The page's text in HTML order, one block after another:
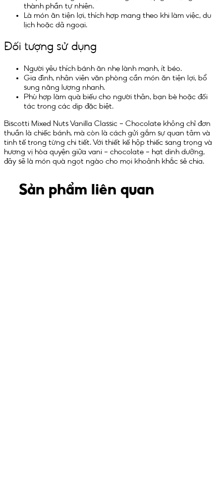
thành phần tự nhiên.
Là món ăn tiện lợi, thích hợp mang theo khi làm việc, du
lịch hoặc dã ngoại.
Đối tượng sử dụng
Người yêu thích bánh ăn nhẹ lành mạnh, ít béo.
Gia đình, nhân viên văn phòng cần món ăn tiện lợi, bổ
sung năng lượng nhanh.
Phù hợp làm quà biếu cho người thân, bạn bè hoặc đối
tác trong các dịp đặc biệt.
Biscotti Mixed Nuts Vanilla Classic – Chocolate không chỉ đơn
thuần là chiếc bánh, mà còn là cách gửi gắm sự quan tâm và
tinh tế trong từng chi tiết. Với thiết kế hộp thiếc sang trọng và
hương vị hòa quyện giữa vani – chocolate – hạt dinh dưỡng,
đây sẽ là món quà ngọt ngào cho mọi khoảnh khắc sẻ chia.
Sản phẩm liên quan